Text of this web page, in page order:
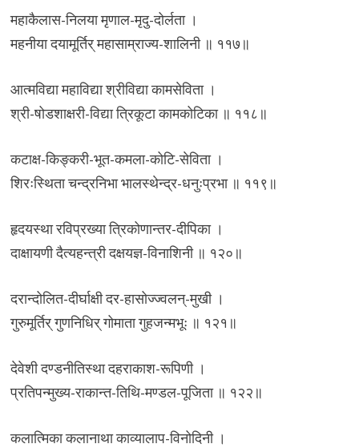
महाकैलास-निलया मृणाल-मृदु-दोर्लता ।
महनीया दयामूर्तिर् महासाम्राज्य-शालिनी ॥ ११७॥
आत्मविद्या महाविद्या श्रीविद्या कामसेविता ।
श्री-षोडशाक्षरी-विद्या त्रिकूटा कामकोटिका ॥ ११८॥
कटाक्ष-किङ्करी-भूत-कमला-कोटि-सेविता ।
शिरःस्थिता चन्द्रनिभा भालस्थेन्द्र-धनुःप्रभा ॥ ११९॥
हृदयस्था रविप्रख्या त्रिकोणान्तर-दीपिका ।
दाक्षायणी दैत्यहन्त्री दक्षयज्ञ-विनाशिनी ॥ १२०॥
दरान्दोलित-दीर्घाक्षी दर-हासोज्ज्वलन्-मुखी ।
गुरुमूर्तिर् गुणनिधिर् गोमाता गुहजन्मभूः ॥ १२१॥
देवेशी दण्डनीतिस्था दहराकाश-रूपिणी ।
प्रतिपन्मुख्य-राकान्त-तिथि-मण्डल-पूजिता ॥ १२२॥
कलात्मिका कलानाथा काव्यालाप-विनोदिनी ।